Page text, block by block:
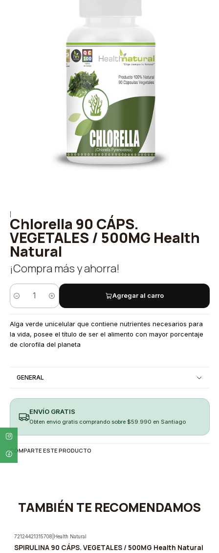
Chlorella 90 CÁPS.
VEGETALES / 500MG Health
Natural
¡Compra más y ahorra!
Cantidad
Agregar al carro
Alga verde unicelular que contiene nutrientes necesarios para
la vida, posee el título de ser el alimento con mayor porcentaje
de clorofila del planeta
GENERAL
ENVÍO GRATIS
Obten envio gratis comprando sobre $59.990 en Santiago
COMPARTE ESTE PRODUCTO
TAMBIÉN TE RECOMENDAMOS
-5%
72124421315708 Health Natural
SPIRULINA 90 CÁPS. VEGETALES / 500MG Health Natural